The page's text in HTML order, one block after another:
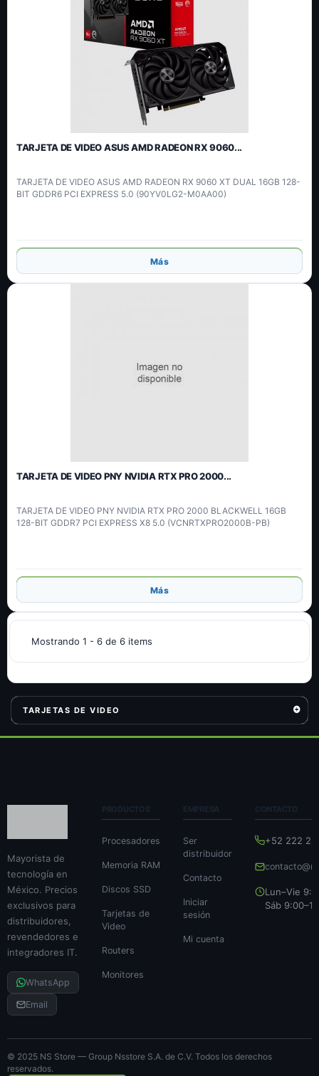
TARJETAS DE VIDEO
TARJETA DE VIDEO ASUS AMD RADEON RX 9060...
TARJETA DE VIDEO ASUS AMD RADEON RX 9060 XT DUAL 16GB 128-
BIT GDDR6 PCI EXPRESS 5.0 (90YV0LG2-M0AA00)
Añadir
Más
TARJETA DE VIDEO PNY NVIDIA RTX PRO 2000...
TARJETA DE VIDEO PNY NVIDIA RTX PRO 2000 BLACKWELL 16GB
128-BIT GDDR7 PCI EXPRESS X8 5.0 (VCNRTXPRO2000B-PB)
Añadir
Más
Mostrando 1 - 6 de 6 items
Mayorista de
tecnología en
México. Precios
exclusivos para
distribuidores,
revendedores e
integradores IT.
WhatsApp
Email
PRODUCTOS
Procesadores
Memoria RAM
Discos SSD
Tarjetas de
Video
Routers
Monitores
EMPRESA
Ser
distribuidor
Contacto
Iniciar
sesión
Mi cuenta
CONTACTO
+52 222
Lun–Vie
Sáb
© 2025 NS Store — Group Nsstore S.A. de C.V. Todos los derechos
reservados.